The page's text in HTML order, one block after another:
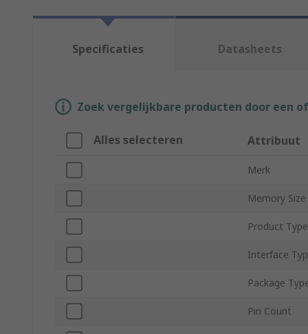
Specificaties Datasheets
Zoek vergelijkbare producten door een
Alles selecteren Attribuut
Merk
Memory Size
Product Type
Interface
Package
Pin Count